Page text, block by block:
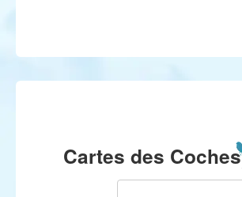
Cartes des Coches